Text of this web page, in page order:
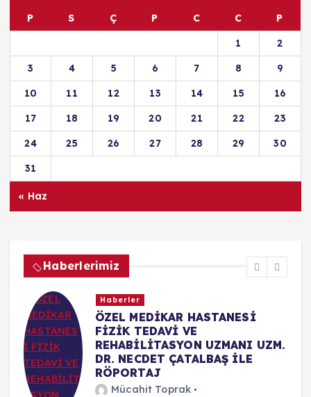
P S Ç P C C
P
1
2
3
4 5 6 7 8
9
10
11 12 13 14 15
16
17
18 19 20 21 22
23
24
25 26 27 28 29
30
31
« Haz
Haberlerimiz
Haberler
ÖZEL MEDİKAR HASTANESİ
FİZİK TEDAVİ VE
REHABİLİTASYON UZMANI UZM.
DR. NECDET ÇATALBAŞ İLE
RÖPORTAJ
Mücahit Toprak